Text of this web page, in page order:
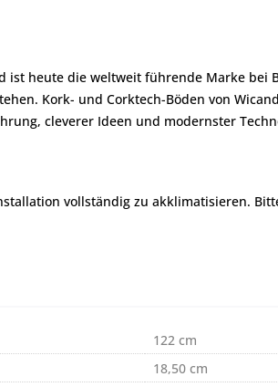
heute die weltweit führende Marke
Kork- und Corktech-Böden von
cleverer Ideen und modernster
vollständig zu akklimatisieren.
122 cm
18,50 cm